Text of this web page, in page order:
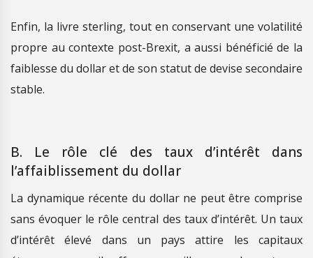
Enfin, la livre sterling, tout en conservant une volatilité
propre au contexte post-Brexit, a aussi bénéficié de la
faiblesse du dollar et de son statut de devise secondaire
stable.
B. Le rôle clé des taux d’intérêt dans
l’affaiblissement du dollar
La dynamique récente du dollar ne peut être comprise
sans évoquer le rôle central des taux d’intérêt. Un taux
d’intérêt élevé dans un pays attire les capitaux